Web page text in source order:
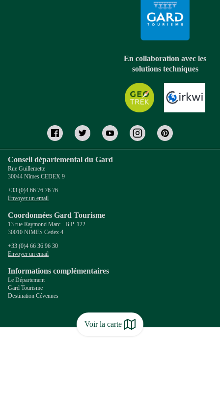
Voir la carte
En collaboration avec les
solutions techniques
Conseil départemental du Gard
Rue Guillemette
30044 Nîmes CEDEX 9
+33 (0)4 66 76 76 76
Envoyer un email
Coordonnées Gard Tourisme
13 rue Raymond Marc - B.P. 122
30010 NIMES Cedex 4
+33 (0)4 66 36 96 30
Envoyer un email
Informations complémentaires
Le Département
Gard Tourisme
Destination Cévennes